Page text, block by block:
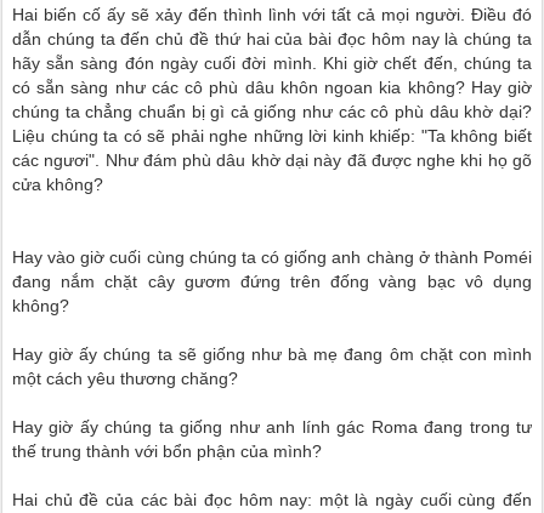
Hai biến cố ấy sẽ xảy đến thình lình với tất cả mọi người. Ðiều đó
dẫn chúng ta đến chủ đề thứ hai của bài đọc hôm nay là chúng ta
hãy sẵn sàng đón ngày cuối đời mình. Khi giờ chết đến, chúng ta
có sẵn sàng như các cô phù dâu khôn ngoan kia không? Hay giờ
chúng ta chẳng chuẩn bị gì cả giống như các cô phù dâu khờ dại?
Liệu chúng ta có sẽ phải nghe những lời kinh khiếp: "Ta không biết
các ngươi". Như đám phù dâu khờ dại này đã được nghe khi họ gõ
cửa không?
Hay vào giờ cuối cùng chúng ta có giống anh chàng ở thành Poméi
đang nắm chặt cây gươm đứng trên đống vàng bạc vô dụng
không?
Hay giờ ấy chúng ta sẽ giống như bà mẹ đang ôm chặt con mình
một cách yêu thương chăng?
Hay giờ ấy chúng ta giống như anh lính gác Roma đang trong tư
thế trung thành với bổn phận của mình?
Hai chủ đề của các bài đọc hôm nay: một là ngày cuối cùng đến